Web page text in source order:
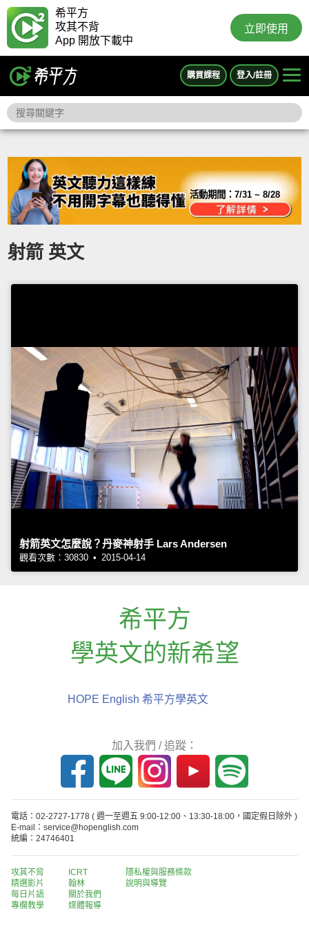
希平方
攻其不背
App 開放下載中
立即使用
購買課程 登入/註冊
活動期間：7/31 ~ 8/28
射箭 英文
射箭英文怎麼說？丹麥神射手 Lars Andersen
觀看次數：30830 • 2015-04-14
希平方
學英文的新希望
HOPE English 希平方學英文
加入我們 / 追蹤：
電話：02-2727-1778 ( 週一至週五 9:00-12:00、13:30-18:00，國定假日除外 )
E-mail：service@hopenglish.com
統編：24746401
攻其不背
精選影片
每日片語
專欄教學
ICRT
翰林
關於我們
媒體報導
隱私權與服務條款
說明與導覽